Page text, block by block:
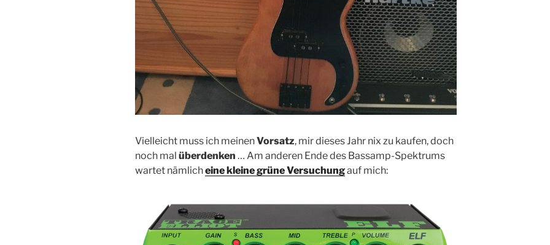
Vielleicht muss ich meinenVorsatz, mir dieses Jahr nix zu kaufen, doch
noch mal überdenken … Am anderen Ende des Bassamp-Spektrums
wartet nämlicheine kleine grüne Versuchungauf mich: